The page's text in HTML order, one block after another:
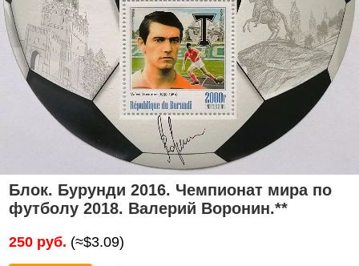
Блок. Бурунди 2016. Чемпионат мира по
футболу 2018. Валерий Воронин.**
250 руб. (≈$3.09)